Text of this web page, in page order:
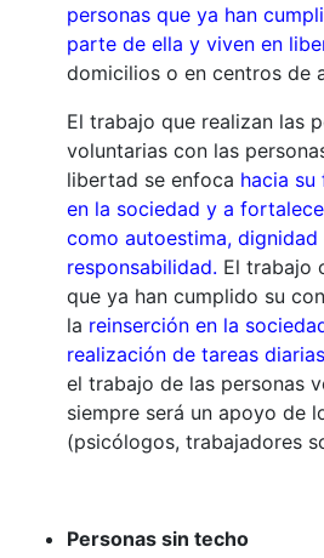
personas que ya han
parte de ella y viven en
domicilios o en centros de
El trabajo que realizan las
voluntarias con las
libertad se enfoca hacia su
en la sociedad y a
como autoestima, dignidad
responsabilidad. El trabajo
que ya han cumplido su
la reinserción en la
realización de tareas
el trabajo de las personas
siempre será un apoyo de
(psicólogos, trabajadores
Personas sin techo